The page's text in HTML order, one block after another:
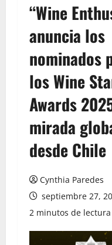
“Wine
anuncia los
nominados
los Wine
Awards
mirada
desde Chile
Cynthia Paredes
septiembre 27,
2 minutos de lectura